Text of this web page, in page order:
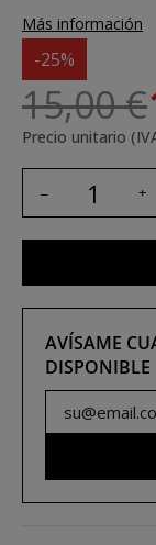
Más información
-25%
15,00 €
Precio unitario
AVÍSAME
DISPONIBLE